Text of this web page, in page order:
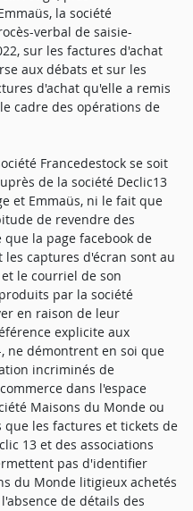
la société
verbal de saisie-
sur les factures d'achat
aux débats et sur les
d'achat qu'elle a remis
cadre des opérations de
Francedestock se soit
de la société Declic13
et Emmaüs, ni le fait que
de revendre des
la page facebook de
les captures d'écran sont au
le courriel de son
par la société
en raison de leur
explicite aux
ne démontrent en soi que
incriminés de
dans l'espace
Maisons du Monde ou
que les factures et tickets de
13 et des associations
pas d'identifier
du Monde litigieux achetés
de détails des